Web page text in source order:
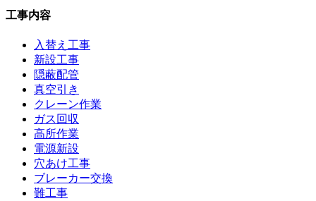
工事内容
入替え工事
新設工事
隠蔽配管
真空引き
クレーン作業
ガス回収
高所作業
電源新設
穴あけ工事
ブレーカー交換
難工事